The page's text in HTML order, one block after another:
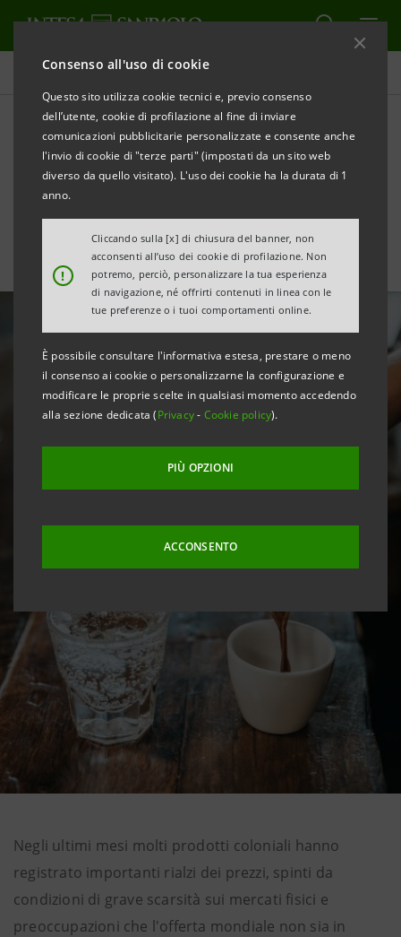
Consenso all'uso di cookie
Questo sito utilizza cookie tecnici e, previo consenso
dell’utente, cookie di profilazione al fine di inviare
comunicazioni pubblicitarie personalizzate e consente anche
l'invio di cookie di "terze parti" (impostati da un sito web
diverso da quello visitato). L'uso dei cookie ha la durata di 1
anno.
!
Cliccando sulla [x] di chiusura del banner, non
acconsenti all’uso dei cookie di profilazione. Non
potremo, perciò, personalizzare la tua esperienza
di navigazione, né offrirti contenuti in linea con le
tue preferenze o i tuoi comportamenti online.
È possibile consultare l'informativa estesa, prestare o meno
il consenso ai cookie o personalizzarne la configurazione e
modificare le proprie scelte in qualsiasi momento accedendo
alla sezione dedicata (Privacy- Cookie policy).
PIÙ OPZIONI
ACCONSENTO
Area Media
Tempesta perfetta sulle
commodities coloniali
Negli ultimi mesi molti prodotti coloniali hanno
registrato importanti rialzi dei prezzi, spinti da
condizioni di grave scarsità sui mercati fisici e
preoccupazioni che l'offerta mondiale non sia in